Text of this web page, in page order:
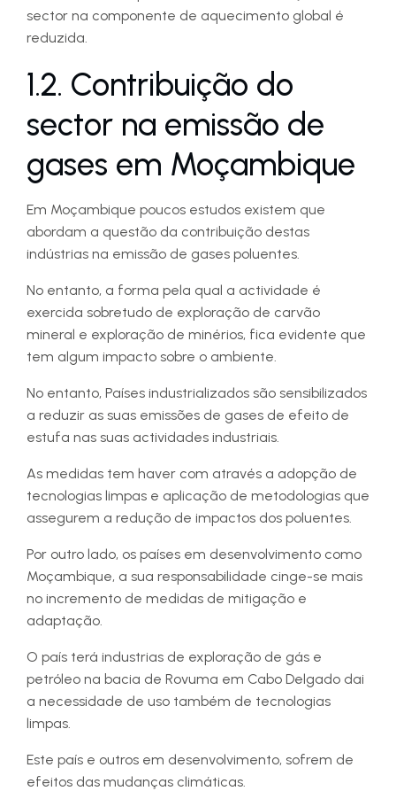
sector na componente de aquecimento global é
reduzida.
1.2. Contribuição do
sector na emissão de
gases em Moçambique
Em Moçambique poucos estudos existem que
abordam a questão da contribuição destas
indústrias na emissão de gases poluentes.
No entanto, a forma pela qual a actividade é
exercida sobretudo de exploração de carvão
mineral e exploração de minérios, fica evidente que
tem algum impacto sobre o ambiente.
No entanto, Países industrializados são sensibilizados
a reduzir as suas emissões de gases de efeito de
estufa nas suas actividades industriais.
As medidas tem haver com através a adopção de
tecnologias limpas e aplicação de metodologias que
assegurem a redução de impactos dos poluentes.
Por outro lado, os países em desenvolvimento como
Moçambique, a sua responsabilidade cinge-se mais
no incremento de medidas de mitigação e
adaptação.
O país terá industrias de exploração de gás e
petróleo na bacia de Rovuma em Cabo Delgado dai
a necessidade de uso também de tecnologias
limpas.
Este país e outros em desenvolvimento, sofrem de
efeitos das mudanças climáticas.